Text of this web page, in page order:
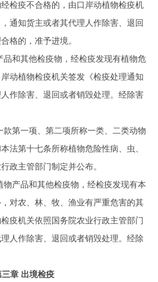
检疫不合格的，由口岸动植物检疫机
通知货主或者其代理人作除害、退回
格的，准予进境。
品和其他检疫物，经检疫发现有植物危
动植物检疫机关签发《检疫处理通知
作除害、退回或者销毁处理。经除害
款第一项、第二项所称一类、二类动物
法第十七条所称植物危险性病、虫、
政主管部门制定并公布。
物产品和其他检疫物，经检疫发现有本
对农、林、牧、渔业有严重危害的其
疫机关依照国务院农业行政主管部门
人作除害、退回或者销毁处理。经除
三章 出境检疫